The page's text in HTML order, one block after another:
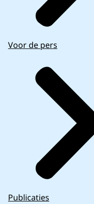
Voor de pers
Publicaties